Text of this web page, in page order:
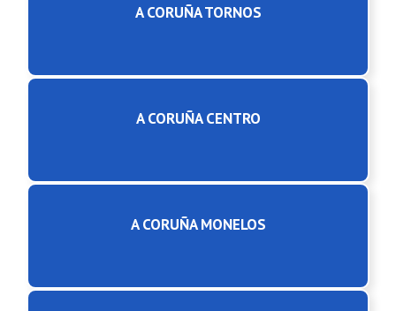
A CORUÑA TORNOS
A CORUÑA CENTRO
A CORUÑA MONELOS